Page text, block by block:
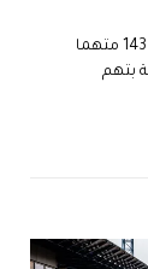
أوقفت هيئة الرقابة ومكافحة الفساد في السعودية، 143 متهما
بتهم